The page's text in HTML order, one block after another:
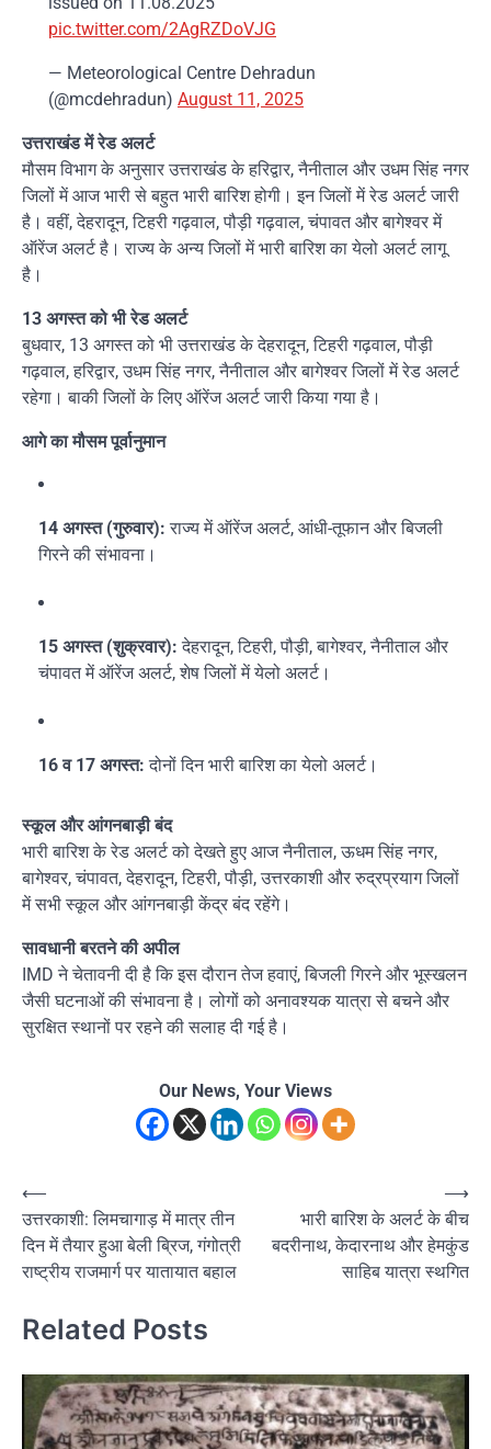
pic.twitter.com/2AgRZDoVJG
— Meteorological Centre Dehradun
(@mcdehradun) August 11, 2025
उत्तराखंड में रेड अलर्ट
मौसम विभाग के अनुसार उत्तराखंड के हरिद्वार, नैनीताल और उधम सिंह नगर
जिलों में आज भारी से बहुत भारी बारिश होगी। इन जिलों में रेड अलर्ट जारी
है। वहीं, देहरादून, टिहरी गढ़वाल, पौड़ी गढ़वाल, चंपावत और बागेश्वर में
ऑरेंज अलर्ट है। राज्य के अन्य जिलों में भारी बारिश का येलो अलर्ट लागू
है।
13 अगस्त को भी रेड अलर्ट
बुधवार, 13 अगस्त को भी उत्तराखंड के देहरादून, टिहरी गढ़वाल, पौड़ी
गढ़वाल, हरिद्वार, उधम सिंह नगर, नैनीताल और बागेश्वर जिलों में रेड अलर्ट
रहेगा। बाकी जिलों के लिए ऑरेंज अलर्ट जारी किया गया है।
आगे का मौसम पूर्वानुमान
14 अगस्त (गुरुवार): राज्य में ऑरेंज अलर्ट, आंधी-तूफान और बिजली
गिरने की संभावना।
15 अगस्त (शुक्रवार): देहरादून, टिहरी, पौड़ी, बागेश्वर, नैनीताल और
चंपावत में ऑरेंज अलर्ट, शेष जिलों में येलो अलर्ट।
16 व 17 अगस्त: दोनों दिन भारी बारिश का येलो अलर्ट।
स्कूल और आंगनबाड़ी बंद
भारी बारिश के रेड अलर्ट को देखते हुए आज नैनीताल, ऊधम सिंह नगर,
बागेश्वर, चंपावत, देहरादून, टिहरी, पौड़ी, उत्तरकाशी और रुद्रप्रयाग जिलों
में सभी स्कूल और आंगनबाड़ी केंद्र बंद रहेंगे।
सावधानी बरतने की अपील
IMD ने चेतावनी दी है कि इस दौरान तेज हवाएं, बिजली गिरने और भूस्खलन
जैसी घटनाओं की संभावना है। लोगों को अनावश्यक यात्रा से बचने और
सुरक्षित स्थानों पर रहने की सलाह दी गई है।
Our News, Your Views
Post
navigation
⟵
उत्तरकाशी: लिमचागाड़ में मात्र तीन
दिन में तैयार हुआ बेली ब्रिज, गंगोत्री
राष्ट्रीय राजमार्ग पर यातायात बहाल
भारी बारिश के अलर्ट के बीच
बदरीनाथ, केदारनाथ और हेमकुंड
साहिब यात्रा स्थगित
⟶
Related Posts